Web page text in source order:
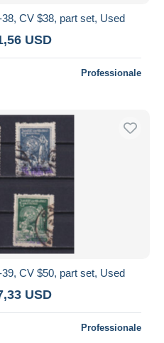
CV $38, part set, Used
USD
Professionale
CV $50, part set, Used
USD
Professionale